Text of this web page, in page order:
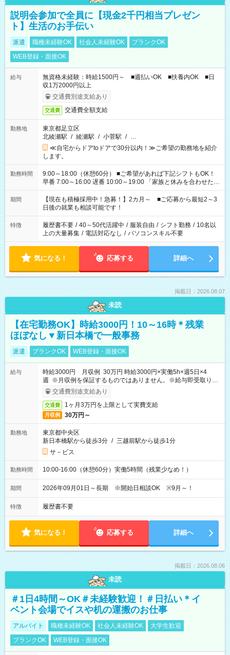
説明会参加で全員に【現金2千円相当プレゼン
ト】生活のお手伝い
派遣 職種未経験OK 社会人未経験OK
ブランクOK
WEB登録・面接OK
給与
無資格未経験：時給1500円～ ■週払いOK ■扶養内OK ■日
収1万2000円以上
交通費別途支給あり
交通費 交通費全額支給
勤務地
東京都足立区
北綾瀬駅 / 綾瀬駅 / 小菅駅 / …
≪自宅からドアtoドアで30分以内！≫ご希望の勤務地を紹介
します。
勤務時間
9:00～18:00（休憩60分） ■ご希望があれば下記シフトもOK！
早番 7:00～16:00 遅番 10:00～19:00 「家族と休みを合わせた
い」 「余裕を持って夕飯の準備がしたい」 「できれば残業はし
たくない」 など、ご希望を教えてくださいね。 ※Wワーク希望
の方へ 今ご覧のお仕事で希望する勤務時間と、もう1つのお仕事
の勤務時間。 合計で週40時間を超える場合は応募できません。
期間
【現在も積極採用中！急募！】2カ月～ ■ご応募から最短2～3
日後の就業も相談可能です！
特徴 履歴書不要 / 40～50代活躍中 / 服装自由 / シフト勤務 / 10名以
上の大量募集 / 電話対応なし / パソコンスキル不要
気になる！ 応募する 詳細へ
掲載日：2026.08.07
未読
【在宅勤務OK】時給3000円！10～16時＊残業
ほぼなし▼新日本橋で一般事務
派遣 ブランクOK WEB登録・面接OK
給与
時給3000円 月収例 30万円 時給3000円×実働5h×週5日×4
週 ※月収例を保証するものではありません。※給与即受取りサ
ービス利用可（利用条件有）
交通費別途支給あり
交通費 1ヶ月3万円を上限として実費支給
月収例 30万円～
勤務地
東京都中央区
新日本橋駅から徒歩3分 / 三越前駅から徒歩1分
サ－ビス
勤務時間 10:00-16:00（休憩60分）実働5時間（残業少なめ！）
期間 2026年09月01日～長期 ※開始日相談OK ※9月～！
特徴 履歴書不要
気になる！ 応募する 詳細へ
掲載日：2026.08.06
未読
＃1日4時間～OK＃未経験歓迎！＃日払い＊イ
ベント会場でイスや机の運搬のお仕事
アルバイト 職種未経験OK 社会人未経験OK
大学生歓迎
ブランクOK
WEB登録・面接OK